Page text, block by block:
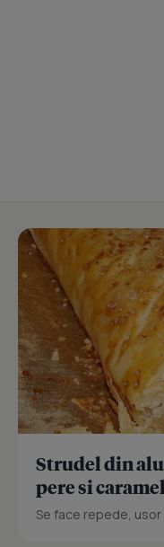
Strudel din
pere si caramel
Se face repede,